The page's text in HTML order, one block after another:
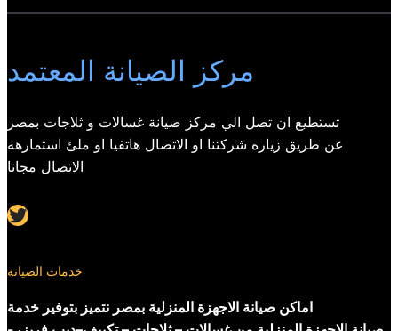
مركز الصيانة المعتمد
تستطيع ان تصل الي مركز صيانة غسالات و ثلاجات بمصر
عن طريق زياره شركتنا او الاتصال هاتفيا او ملئ استمارهه
الاتصال مجانا
Twitter
خدمات الصيانة
اماكن صيانة الاجهزة المنزلية بمصر نتميز بتوفير خدمة